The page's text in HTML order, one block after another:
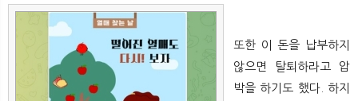
또한 이 돈을 납부하지
않으면 탈퇴하라고 압
박을 하기도 했다. 하지